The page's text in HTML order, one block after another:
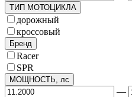
ТИП МОТОЦИКЛА
дорожный
кроссовый
Бренд
Racer
SPR
МОЩНОСТЬ, лс
—